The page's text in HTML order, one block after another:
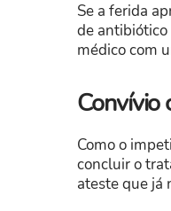
Se a ferida
de antibiótico
médico com
Convívio
Como o
concluir o
ateste que já